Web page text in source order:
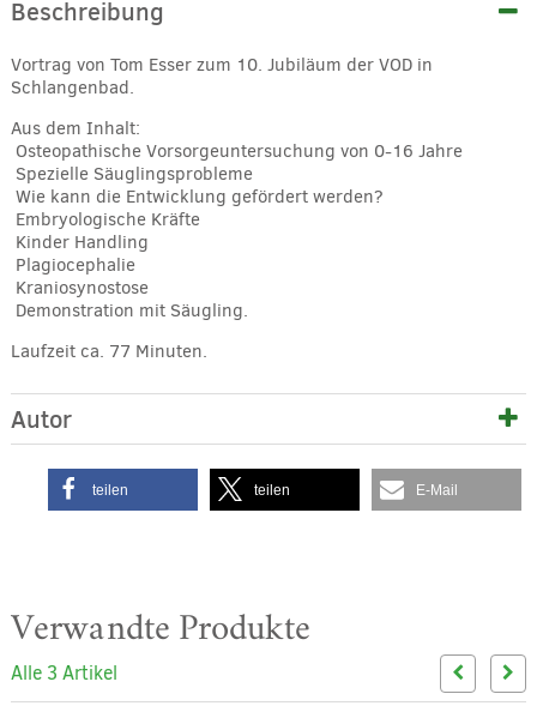
Beschreibung
Vortrag von Tom Esser zum 10. Jubiläum der VOD in
Schlangenbad.
Aus dem Inhalt:
 Osteopathische Vorsorgeuntersuchung von 0-16 Jahre
 Spezielle Säuglingsprobleme
 Wie kann die Entwicklung gefördert werden?
 Embryologische Kräfte
 Kinder Handling
 Plagiocephalie
 Kraniosynostose
 Demonstration mit Säugling.
Laufzeit ca. 77 Minuten.
Autor
teilen teilen E-Mail
Verwandte Produkte
Alle 3 Artikel